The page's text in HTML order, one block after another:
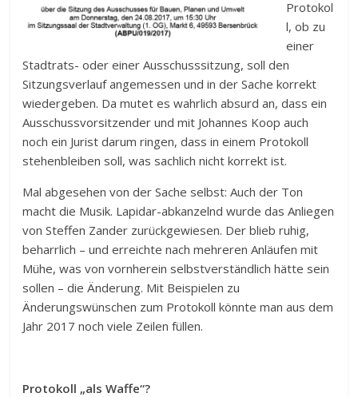
Protokol
l, ob zu
einer
Stadtrats- oder einer Ausschusssitzung, soll den
Sitzungsverlauf angemessen und in der Sache korrekt
wiedergeben. Da mutet es wahrlich absurd an, dass ein
Ausschussvorsitzender und mit Johannes Koop auch
noch ein Jurist darum ringen, dass in einem Protokoll
stehenbleiben soll, was sachlich nicht korrekt ist.
Mal abgesehen von der Sache selbst: Auch der Ton
macht die Musik. Lapidar-abkanzelnd wurde das Anliegen
von Steffen Zander zurückgewiesen. Der blieb ruhig,
beharrlich – und erreichte nach mehreren Anläufen mit
Mühe, was von vornherein selbstverständlich hätte sein
sollen – die Änderung. Mit Beispielen zu
Änderungswünschen zum Protokoll könnte man aus dem
Jahr 2017 noch viele Zeilen füllen.
Protokoll „als Waffe“?